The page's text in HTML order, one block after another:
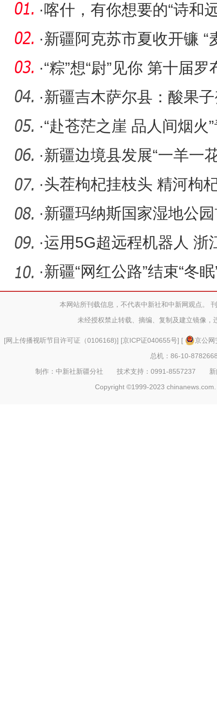
·喀什，有你想要的“诗和
·新疆阿克苏市夏收开镰 “
·“粽”想“尉”见你 第十届
·新疆吉木萨尔县：酸果子
·“赴苍茫之崖 品人间烟火
大会
·新疆边境县发展“一羊一
牧民增
·头茬枸杞挂枝头 精河枸
·新疆玛纳斯国家湿地公
鹅自然繁
·运用5G超远程机器人 浙
病患手
·新疆“网红公路”结束“冬
本网站所刊载信息，不代表中新社和中新网观点。
未经授权禁止转载、摘编、复制及建立镜像，
[网上传播视听节目许可证（0106168)] [京ICP证040655号] [
京公
总机：86-10-
制作：中新社新疆分社 技术支持：0991-8557237
Copyright ©1999-2023